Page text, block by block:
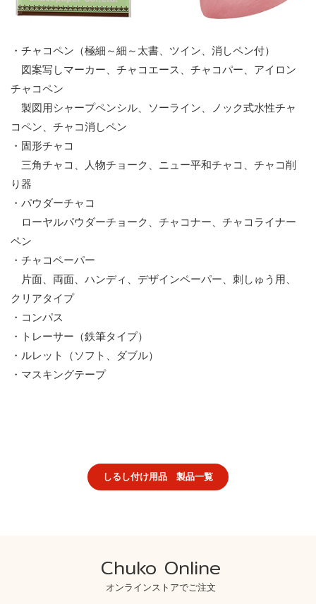
・チャコペン（極細～細～太書、ツイン、消しペン付）
図案写しマーカー、チャコエース、チャコパー、アイロン
チャコペン
製図用シャープペンシル、ソーライン、ノック式水性チャ
コペン、チャコ消しペン
・固形チャコ
三角チャコ、人物チョーク、ニュー平和チャコ、チャコ削
り器
・パウダーチャコ
ローヤルパウダーチョーク、チャコナー、チャコライナー
ペン
・チャコペーパー
片面、両面、ハンディ、デザインペーパー、刺しゅう用、
クリアタイプ
・コンパス
・トレーサー（鉄筆タイプ）
・ルレット（ソフト、ダブル）
・マスキングテープ
しるし付け用品 製品一覧
Chuko Online
オンラインストアでご注文